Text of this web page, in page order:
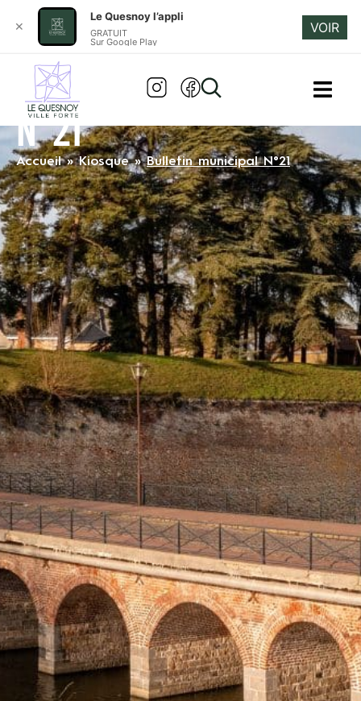
BULLETIN MUNICIPAL
N°21
Accueil»Kiosque»Bulletin municipal N°21
✕
Le Quesnoy l’appli
GRATUIT
Sur Google Play
VOIR